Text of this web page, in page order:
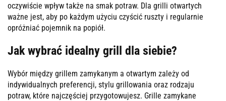
oczywiście wpływ także na smak potraw. Dla grilli otwartych
ważne jest, aby po każdym użyciu czyścić ruszty i regularnie
opróżniać pojemnik na popiół.
Jak wybrać idealny grill dla siebie?
Wybór między grillem zamykanym a otwartym zależy od
indywidualnych preferencji, stylu grillowania oraz rodzaju
potraw, które najczęściej przygotowujesz. Grille zamykane